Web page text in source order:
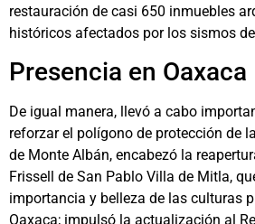
restauración de casi 650 inmuebles
históricos afectados por los sismos
Presencia en Oaxaca
De igual manera, llevó a cabo
reforzar el polígono de protección de
de Monte Albán, encabezó la
Frissell de San Pablo Villa de Mitla,
importancia y belleza de las culturas
Oaxaca; impulsó la actualización al